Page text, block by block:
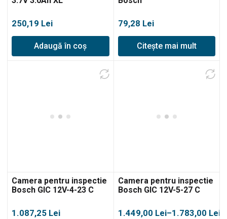
250,19 Lei
Adaugă în coș
79,28 Lei
Citește mai mult
Camera pentru inspectie
Bosch GIC 12V-4-23 C
1.087,25 Lei
Camera pentru inspectie
Bosch GIC 12V-5-27 C
1.449,00 Lei–1.783,00 Lei
Interval